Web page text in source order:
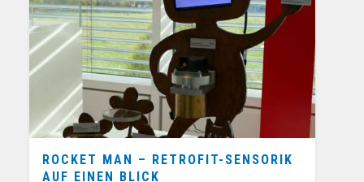
ROCKET MAN – RETROFIT-SENSORIK
AUF EINEN BLICK